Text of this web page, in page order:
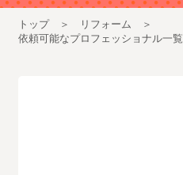
トップ
リフォーム
依頼可能なプロフェッショナル一覧